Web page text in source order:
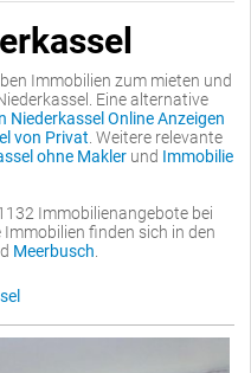
Immobilien zum mieten und
Eine alternative
Niederkassel Online Anzeigen
von Privat . Weitere relevante
ohne Makler und Immobilie
Immobilienangebote bei
finden sich in den
Meerbusch